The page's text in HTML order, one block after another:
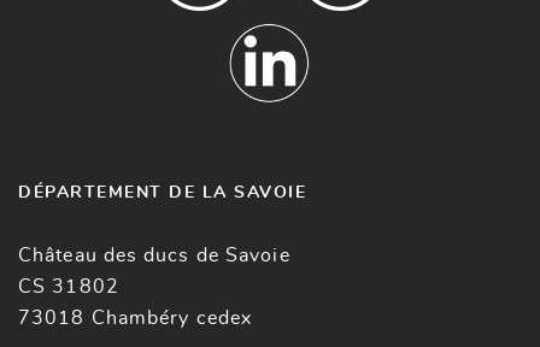
DÉPARTEMENT DE LA SAVOIE
Château des ducs de Savoie
CS 31802
73018 Chambéry cedex